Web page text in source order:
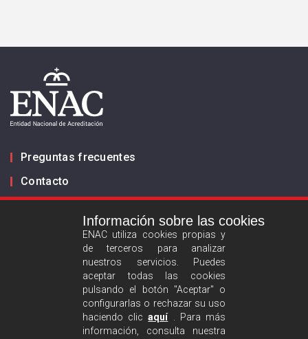
Preguntas frecuentes
Contacto
Política de privacidad
Información sobre las cookies
ENAC utiliza cookies propias y
de terceros para analizar
nuestros servicios. Puedes
aceptar todas las cookies
pulsando el botón "Aceptar" o
configurarlas o rechazar su uso
haciendo clicaquí. Para más
información, consulta nuestra